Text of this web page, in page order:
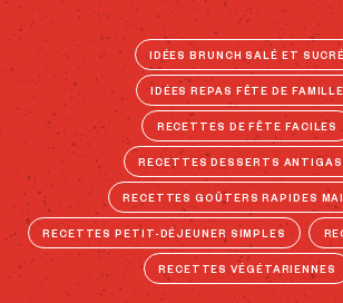
IDÉES BRUNCH SALÉ ET SUCRÉ
IDÉES REPAS FÊTE DE FAMILLE
RECETTES DE FÊTE FACILES
RECETTES DESSERTS
RECETTES GOÛTERS RAPIDES
RECETTES PETIT-DÉJEUNER SIMPLES
RECETTES VÉGÉTARIENNES